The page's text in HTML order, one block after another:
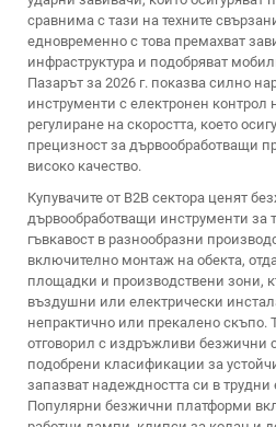
сравнима с тази на техните
едновременно с това премахват
инфраструктура и подобряват
Пазарът за 2026 г. показва силно
инструменти с електронен
регулиране на скоростта, което
прецизност за дървообработващи
високо качество.
Купувачите от B2B сектора ценят
дървообработващи инструменти за
гъвкавост в разнообразни
включително монтаж на обекта,
площадки и производствени зони,
въздушни или електрически
непрактично или прекалено скъпо.
отговорил с издръжливи безжични
подобрени класификации за
запазват надеждността си в
Популярни безжични платформи